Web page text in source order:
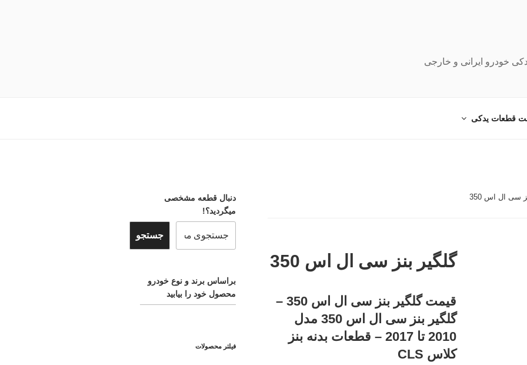
خودرو ایرانی و خارجی
قطعات یدکی
سی ال اس 350
گلگیر بنز سی ال اس 350
قیمت گلگیر بنز سی ال اس 350 –
گلگیر بنز سی ال اس 350 مدل
2010 تا 2017 – قطعات بدنه بنز
کلاس CLS
دنبال قطعه مشخصی
میگردید؟!
جستجو
براساس برند و نوع خودرو
محصول خود را بیابید
فیلتر محصولات